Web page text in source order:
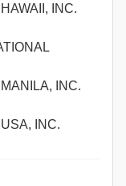
INC.
INC.
INC.